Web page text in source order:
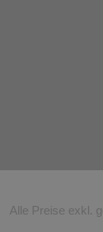
Alle Preise exkl.